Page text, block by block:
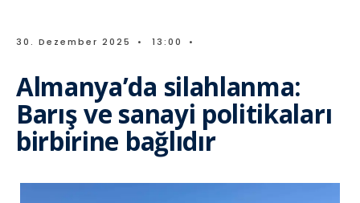
30. Dezember 2025 • 13:00 •
Almanya’da silahlanma:
Barış ve sanayi politikaları
birbirine bağlıdır